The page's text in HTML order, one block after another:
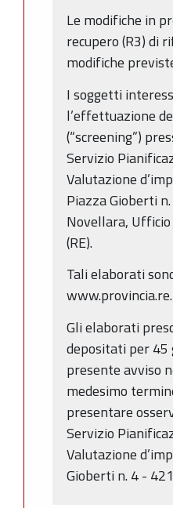
Le modifiche in
recupero (R3) di
modifiche
I soggetti
l’effettuazione
(“screening”)
Servizio
Valutazione
Piazza Gioberti
Novellara,
(RE).
Tali elaborati
Gli elaborati
depositati per 45
presente avviso
medesimo
presentare
Servizio
Valutazione
Gioberti n. 4 -